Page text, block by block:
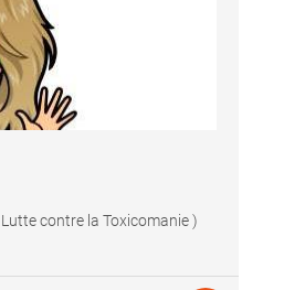
contre la Toxicomanie )